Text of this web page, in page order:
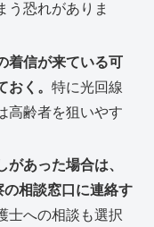
う恐れがありま
着信が来ている可
おく。特に光回線
高齢者を狙いやす
あった場合は、
相談窓口に連絡す
士への相談も選択